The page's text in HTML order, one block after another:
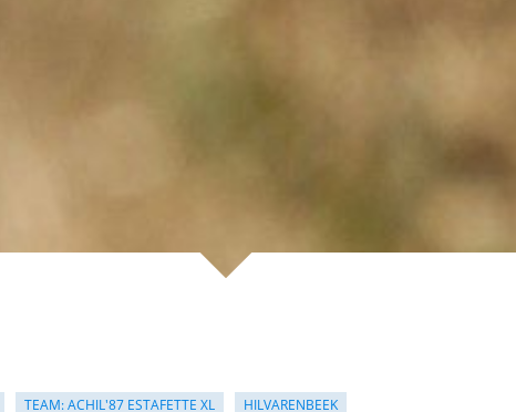
TEAM: ACHIL'87 ESTAFETTE XL HILVARENBEEK